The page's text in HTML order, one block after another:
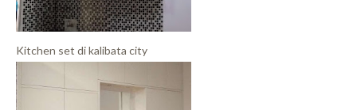
Kitchen set di kalibata city